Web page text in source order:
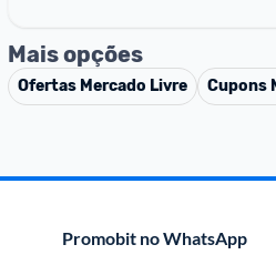
Mais opções
Ofertas Mercado Livre Cupons
Promobit no WhatsApp